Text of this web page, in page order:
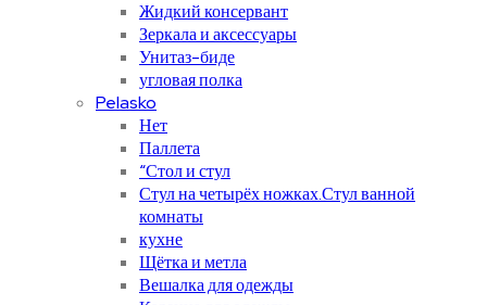
Жидкий консервант
Зеркала и аксессуары
Унитаз-биде
угловая полка
Pelasko
Нет
Паллета
“Стол и стул
Стул на четырёх ножках.Стул ванной
комнаты
кухне
Щётка и метла
Вешалка для одежды